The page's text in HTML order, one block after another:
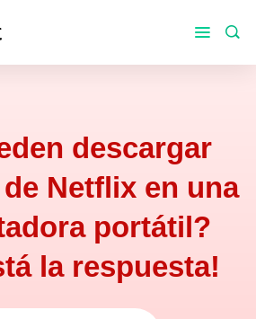
descargar
Netflix en una
portátil?
la respuesta!